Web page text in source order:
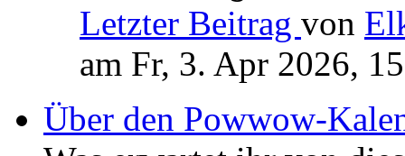
Letzter Beitrag von
am Fr, 3. Apr 2026,
Über den Powwow-